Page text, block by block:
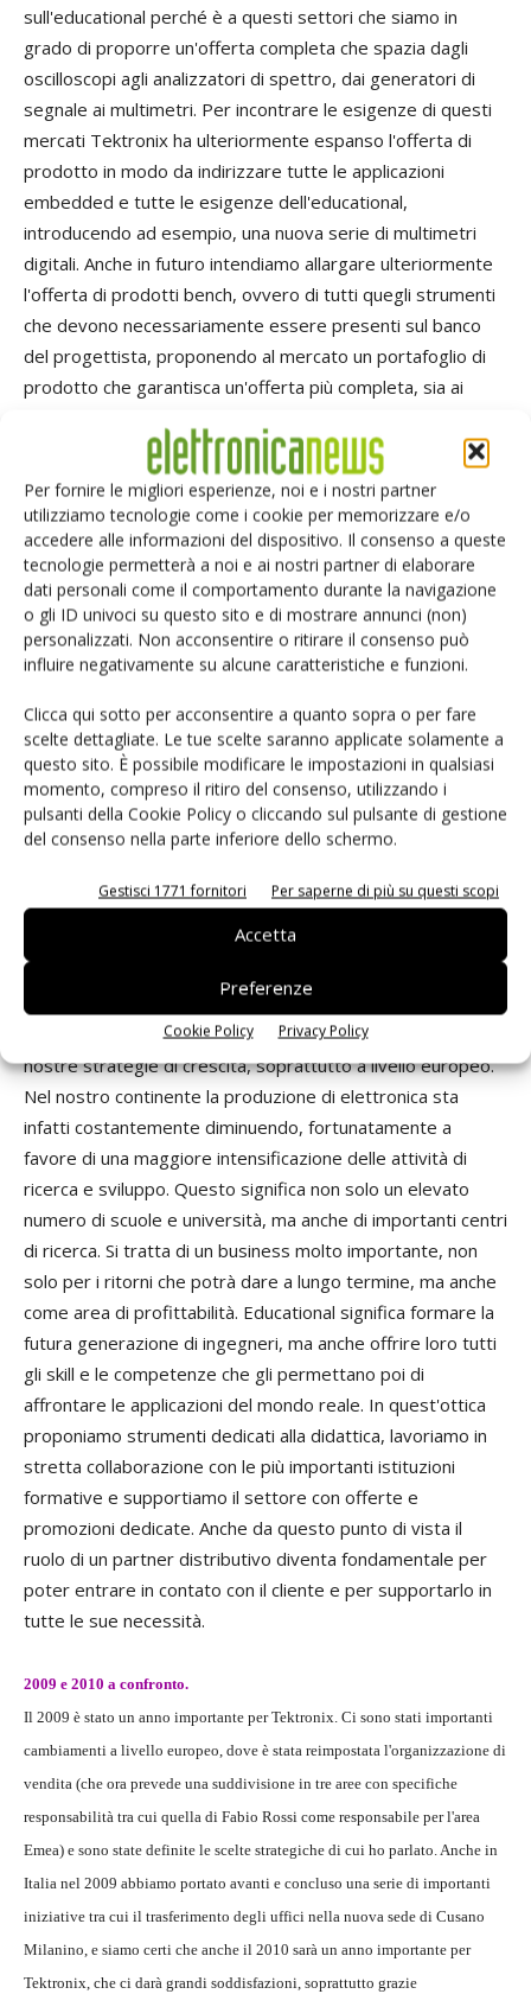
Per fornire le migliori esperienze, noi e i nostri partner
utilizziamo tecnologie come i cookie per memorizzare e/o
accedere alle informazioni del dispositivo. Il consenso a queste
tecnologie permetterà a noi e ai nostri partner di elaborare
dati personali come il comportamento durante la navigazione
o gli ID univoci su questo sito e di mostrare annunci (non)
personalizzati. Non acconsentire o ritirare il consenso può
influire negativamente su alcune caratteristiche e funzioni.
Clicca qui sotto per acconsentire a quanto sopra o per fare
scelte dettagliate. Le tue scelte saranno applicate solamente a
questo sito. È possibile modificare le impostazioni in qualsiasi
momento, compreso il ritiro del consenso, utilizzando i
pulsanti della Cookie Policy o cliccando sul pulsante di gestione
del consenso nella parte inferiore dello schermo.
Gestisci 1771 fornitori Per saperne di più su questi scopi
Accetta
Preferenze
Cookie Policy Privacy Policy
sull'educational perché è a questi settori che siamo in
grado di proporre un'offerta completa che spazia dagli
oscilloscopi agli analizzatori di spettro, dai generatori di
segnale ai multimetri. Per incontrare le esigenze di questi
mercati Tektronix ha ulteriormente espanso l'offerta di
prodotto in modo da indirizzare tutte le applicazioni
embedded e tutte le esigenze dell'educational,
introducendo ad esempio, una nuova serie di multimetri
digitali. Anche in futuro intendiamo allargare ulteriormente
l'offerta di prodotti bench, ovvero di tutti quegli strumenti
che devono necessariamente essere presenti sul banco
del progettista, proponendo al mercato un portafoglio di
prodotto che garantisca un'offerta più completa, sia ai
Tra gli ultimi prodotti lanciati?
Come dicevo la serie di multimetri digitali DMM4000 con
risoluzione a 5,5 e 6,5 cifre, progettata per consentire agli
ingegneri di effettuare il debug di sistemi elettronici
complessi e di convalidare progetti di circuiti tramite
misure di precisione e capacità di analisi approfondita. La
serie DMM si integra con il software interattivo National
acquisire e analizzare dati rapidamente da più strumenti.
L'idea che sta alla base è di rendere compatibili tra loro
tutti gli apparecchi presenti sul banco. Si tratta di una
strategia orientata alla soluzione e in questo senso è
fondamentale la collaborazione che ci lega a National
Instruments e ai suoi software che consentono il dialogo.
Parliamo dell'importanza che riveste l'educational
nelle vostre strategie.
La nostra attenzione verso il settore dell'educational è
fortissima perché riteniamo il settore fondamentale per le
nostre strategie di crescita, soprattutto a livello europeo.
Nel nostro continente la produzione di elettronica sta
infatti costantemente diminuendo, fortunatamente a
favore di una maggiore intensificazione delle attività di
ricerca e sviluppo. Questo significa non solo un elevato
numero di scuole e università, ma anche di importanti centri
di ricerca. Si tratta di un business molto importante, non
solo per i ritorni che potrà dare a lungo termine, ma anche
come area di profittabilità. Educational significa formare la
futura generazione di ingegneri, ma anche offrire loro tutti
gli skill e le competenze che gli permettano poi di
affrontare le applicazioni del mondo reale. In quest'ottica
proponiamo strumenti dedicati alla didattica, lavoriamo in
stretta collaborazione con le più importanti istituzioni
formative e supportiamo il settore con offerte e
promozioni dedicate. Anche da questo punto di vista il
ruolo di un partner distributivo diventa fondamentale per
poter entrare in contato con il cliente e per supportarlo in
tutte le sue necessità.
2009 e 2010 a confronto.
Il 2009 è stato un anno importante per Tektronix. Ci sono stati importanti
cambiamenti a livello europeo, dove è stata reimpostata l'organizzazione di
vendita (che ora prevede una suddivisione in tre aree con specifiche
responsabilità tra cui quella di Fabio Rossi come responsabile per l'area
Emea) e sono state definite le scelte strategiche di cui ho parlato. Anche in
Italia nel 2009 abbiamo portato avanti e concluso una serie di importanti
iniziative tra cui il trasferimento degli uffici nella nuova sede di Cusano
Milanino, e siamo certi che anche il 2010 sarà un anno importante per
Tektronix, che ci darà grandi soddisfazioni, soprattutto grazie